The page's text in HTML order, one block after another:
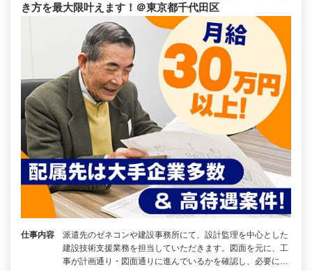
き方を最大限叶えます！＠東京都千代田区
仕事内容
派遣先のゼネコンや建設事務所にて、設計監理を中心とした
建設技術支援業務を担当していただきます。図面を元に、工
事が計画通り・図面通りに進んでいるかを確認し、必要に…